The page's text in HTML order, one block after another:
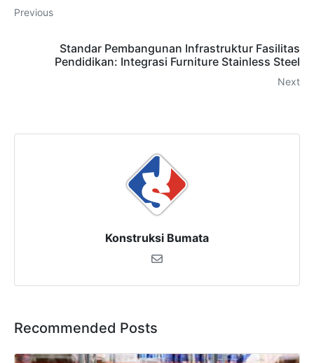
Previous
Standar Pembangunan Infrastruktur Fasilitas
Pendidikan: Integrasi Furniture Stainless Steel
Next
Konstruksi Bumata
Recommended Posts
SALES ASSISTANCE